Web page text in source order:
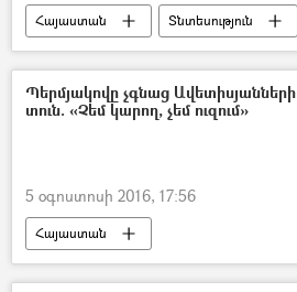
Հայաստան Տնտեսություն
Պերմյակովը չգնաց Ավետիսյանների
տուն. «Չեմ կարող, չեմ ուզում»
5 օգոստոսի 2016, 17:56
Հայաստան